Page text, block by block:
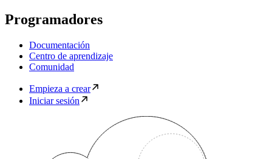
Programadores
Documentación
Centro de aprendizaje
Comunidad
Empieza a crear
Iniciar sesión